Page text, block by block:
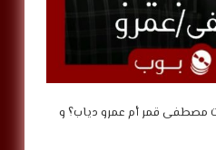
مصطفى قمر أم عمرو دياب؟ و